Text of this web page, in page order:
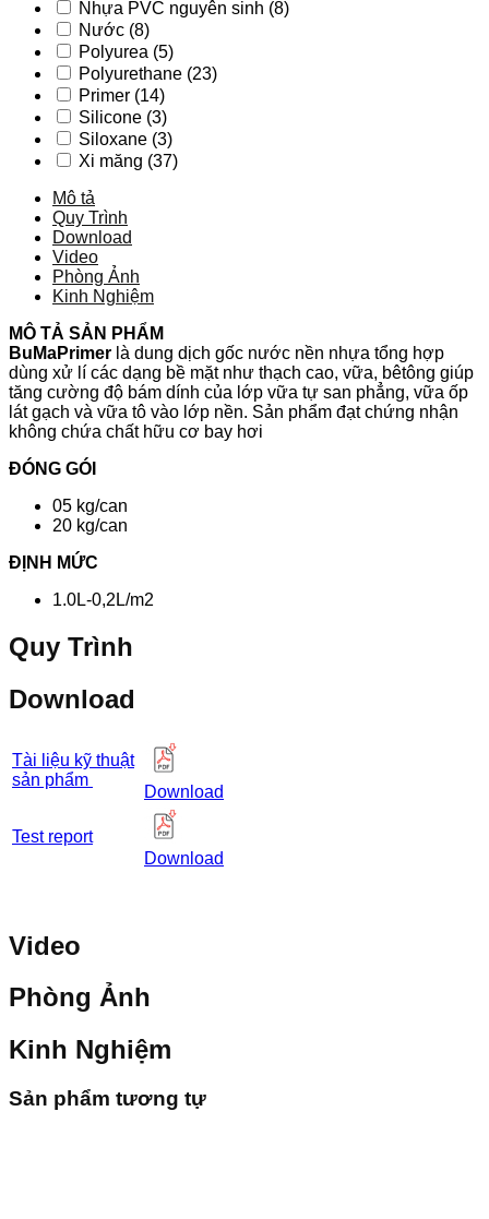
Nhựa PVC nguyên sinh (8)
Nước (8)
Polyurea (5)
Polyurethane (23)
Primer (14)
Silicone (3)
Siloxane (3)
Xi măng (37)
Mô tả
Quy Trình
Download
Video
Phòng Ảnh
Kinh Nghiệm
MÔ TẢ SẢN PHẨM
BuMaPrimer là dung dịch gốc nước nền nhựa tổng hợp
dùng xử lí các dạng bề mặt như thạch cao, vữa, bêtông giúp
tăng cường độ bám dính của lớp vữa tự san phẳng, vữa ốp
lát gạch và vữa tô vào lớp nền. Sản phẩm đạt chứng nhận
không chứa chất hữu cơ bay hơi
ĐÓNG GÓI
05 kg/can
20 kg/can
ĐỊNH MỨC
1.0L-0,2L/m2
Quy Trình
Download
Tài liệu kỹ thuật
sản phẩm
Download
Test report
Download
Video
Phòng Ảnh
Kinh Nghiệm
Sản phẩm tương tự